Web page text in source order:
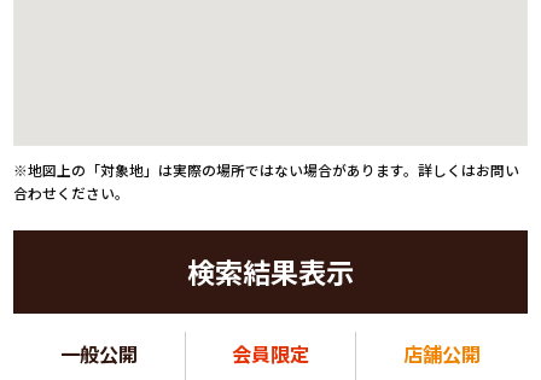
※地図上の「対象地」は実際の場所ではない場合があります。詳しくはお問い
合わせください。
検索結果表示
一般公開 会員限定 店舗公開